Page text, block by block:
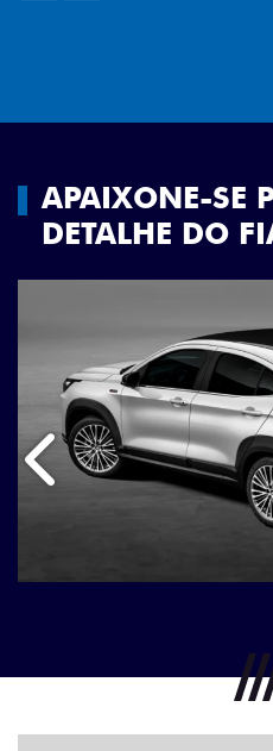
APAIXONE-SE
DETALHE DO
Anterior